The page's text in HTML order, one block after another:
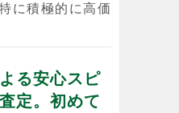
に積極的に高価
る安心スピ
定。初めて